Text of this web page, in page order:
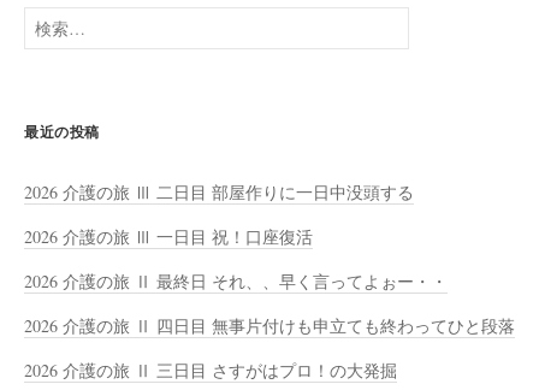
検
索:
最近の投稿
2026 介護の旅 Ⅲ 二日目 部屋作りに一日中没頭する
2026 介護の旅 Ⅲ 一日目 祝！口座復活
2026 介護の旅 Ⅱ 最終日 それ、、早く言ってよぉー・・
2026 介護の旅 Ⅱ 四日目 無事片付けも申立ても終わってひと段落
2026 介護の旅 Ⅱ 三日目 さすがはプロ！の大発掘